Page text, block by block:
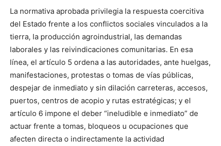
La normativa aprobada privilegia la respuesta coercitiva
del Estado frente a los conflictos sociales vinculados a la
tierra, la producción agroindustrial, las demandas
laborales y las reivindicaciones comunitarias. En esa
línea, el artículo 5 ordena a las autoridades, ante huelgas,
manifestaciones, protestas o tomas de vías públicas,
despejar de inmediato y sin dilación carreteras, accesos,
puertos, centros de acopio y rutas estratégicas; y el
artículo 6 impone el deber “ineludible e inmediato” de
actuar frente a tomas, bloqueos u ocupaciones que
afecten directa o indirectamente la actividad